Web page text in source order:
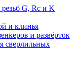
G, Rc и K
и клинья
и развёрток
сверлильных